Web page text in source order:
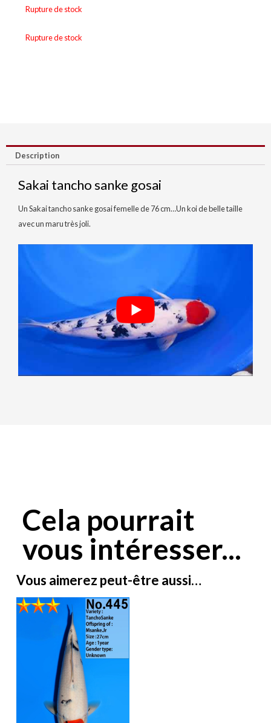
Rupture de stock
Rupture de stock
Description
Sakai tancho sanke gosai
Un Sakai tancho sanke gosai femelle de 76 cm…Un koi de belle taille
avec un maru très joli.
Cela pourrait
vous intéresser...
Vous aimerez peut-être aussi…